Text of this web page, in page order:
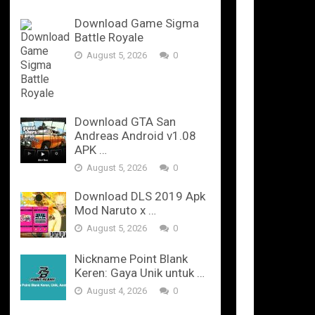
Download Game Sigma
Battle Royale
August 5, 2026 0
Download GTA San
Andreas Android v1.08
APK …
August 5, 2026 0
Download DLS 2019 Apk
Mod Naruto x …
August 5, 2026 0
Nickname Point Blank
Keren: Gaya Unik untuk …
August 4, 2026 0